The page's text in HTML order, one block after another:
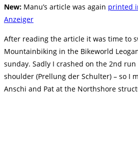
New: Manu’s article was again printed
Anzeiger
After reading the article it was time to
Mountainbiking in the Bikeworld
sunday. Sadly I crashed on the 2nd
shoulder (Prellung der Schulter) – so I
Anschi and Pat at the Northshore